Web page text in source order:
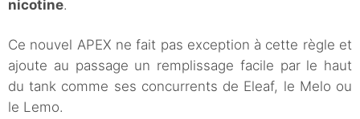
nicotine.
Ce nouvel APEX ne fait pas exception à cette règle et
ajoute au passage un remplissage facile par le haut
du tank comme ses concurrents de Eleaf, le Melo ou
le Lemo.